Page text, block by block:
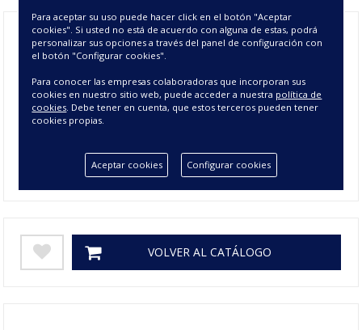
Composición
Tamaño
105 cm, 135 cm, 150 cm, 180 cm, 90
cm
Colores
VOLVER AL CATÁLOGO
Para aceptar su uso puede hacer click en el botón "Aceptar
cookies". Si usted no está de acuerdo con alguna de estas, podrá
personalizar sus opciones a través del panel de configuración con
el botón "Configurar cookies".
Para conocer las empresas colaboradoras que incorporan sus
cookies en nuestro sitio web, puede acceder a nuestra política de
cookies. Debe tener en cuenta, que estos terceros pueden tener
cookies propias.
Aceptar cookies Configurar cookies